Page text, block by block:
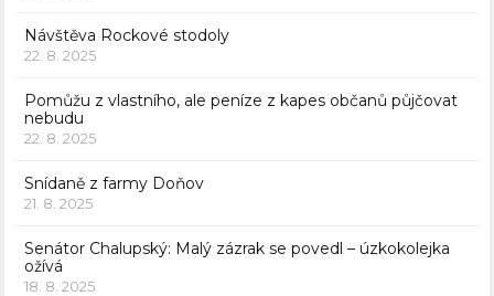
Návštěva Rockové stodoly
22. 8. 2025
Pomůžu z vlastního, ale peníze z kapes občanů půjčovat
nebudu
22. 8. 2025
Snídaně z farmy Doňov
21. 8. 2025
Senátor Chalupský: Malý zázrak se povedl – úzkokolejka
ožívá
18. 8. 2025